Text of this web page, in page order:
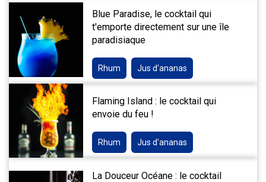
Blue Paradise, le cocktail qui
t'emporte directement sur une île
paradisiaque
Rhum Jus d'ananas
Flaming Island : le cocktail qui
envoie du feu !
Rhum Jus d'ananas
La Douceur Océane : le cocktail